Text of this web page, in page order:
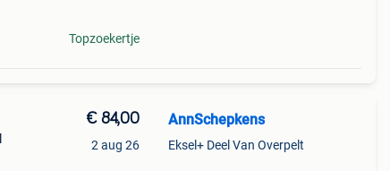
Topzoekertje
€ 84,00
2 aug 26
AnnSchepkens
Eksel+ Deel Van Overpelt